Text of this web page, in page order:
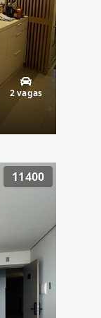
2 vagas
11400